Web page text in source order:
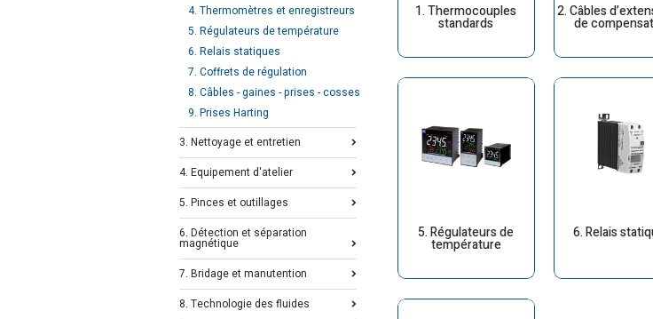
1. Thermocouples
standards
2. Câbles
de
5. Régulateurs de
température
6. Relais
4. Thermomètres et enregistreurs
5. Régulateurs de température
6. Relais statiques
7. Coffrets de régulation
8. Câbles - gaines - prises - cosses
9. Prises Harting
3. Nettoyage et entretien
4. Equipement d'atelier
5. Pinces et outillages
6. Détection et séparation
magnétique
7. Bridage et manutention
8. Technologie des fluides